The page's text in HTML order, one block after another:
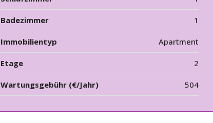
Badezimmer 1
Immobilientyp Apartment
Etage 2
Wartungsgebühr (€/Jahr) 504